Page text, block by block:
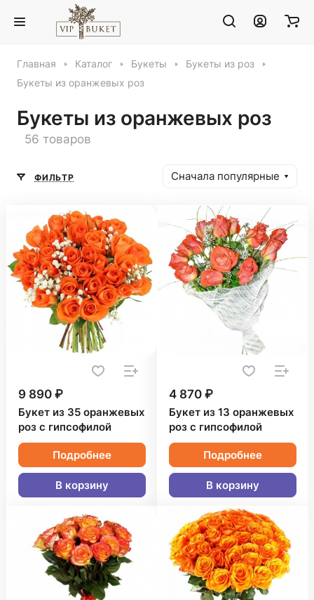
Главная Каталог Букеты
Букеты из роз
Букеты из оранжевых роз
Букеты из оранжевых роз
56 товаров
ФИЛЬТР Сначала популярные
9 890 ₽
Букет из 35 оранжевых
роз с гипсофилой
Подробнее
В корзину
4 870 ₽
Букет из 13 оранжевых
роз с гипсофилой
Подробнее
В корзину